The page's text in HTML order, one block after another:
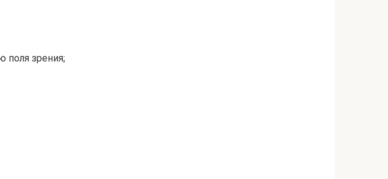
поля зрения;